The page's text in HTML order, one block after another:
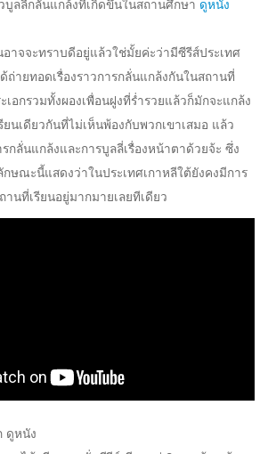
บูลลี่กลั่นแกล้งที่เกิดขึ้นในสถานศึกษา ดูหนัง
าจจะทราบดีอยู่แล้วใช่มั้ยค่ะว่ามีซีรีส์ประเทศ
ถ่ายทอดเรื่องราวการกลั่นแกล้งกันในสถานที่
เอกรวมทั้งผองเพื่อนฝูงที่ร่ำรวยแล้วก็มักจะแกล้ง
ยนเดียวกันที่ไม่เห็นพ้องกับพวกเขาเสมอ แล้ว
กลั่นแกล้งและการบูลลี่เรื่องหน้าตาด้วยจ้ะ ซึ่ง
กษณะนี้แสดงว่าในประเทศเกาหลีใต้ยังคงมีการ
นที่เรียนอยู่มากมายเลยทีเดียว
ดูหนัง